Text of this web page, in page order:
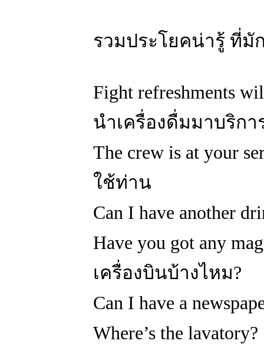
รวมประโยคน่ารู้ ที่
Fight refreshments
นำเครื่องดื่มมาบริก
The crew is at your
ใช้ท่าน
Can I have another
Have you got any
เครื่องบินบ้างไหม?
Can I have a
Where’s the